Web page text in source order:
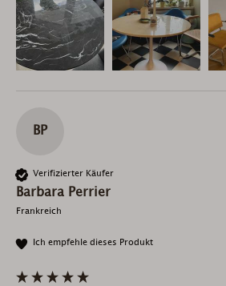
BP
Verifizierter Käufer
Barbara Perrier
Frankreich
Ich empfehle dieses Produkt